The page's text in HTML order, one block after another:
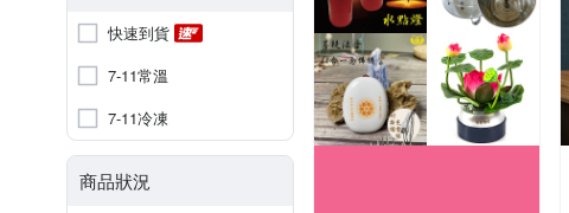
快速到貨
7-11常溫
7-11冷凍
商品狀況